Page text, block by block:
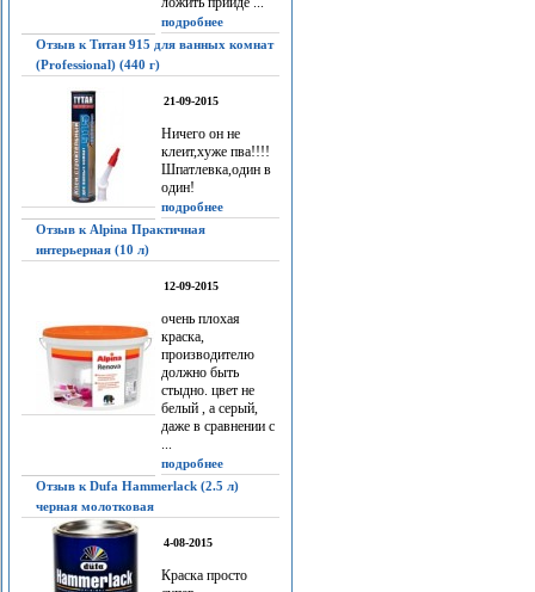
подробнее
Отзыв к Титан 915 для ванных комнат
(Professional) (440 г)
21-09-2015
Ничего он не
клеит,хуже пва!!!!
Шпатлевка,один в
один!
подробнее
Отзыв к Alpina Практичная
интерьерная (10 л)
12-09-2015
очень плохая
краска,
производителю
должно быть
стыдно. цвет не
белый , а серый,
даже в сравнении с
...
подробнее
Отзыв к Dufa Hammerlack (2.5 л)
черная молотковая
4-08-2015
Краска просто